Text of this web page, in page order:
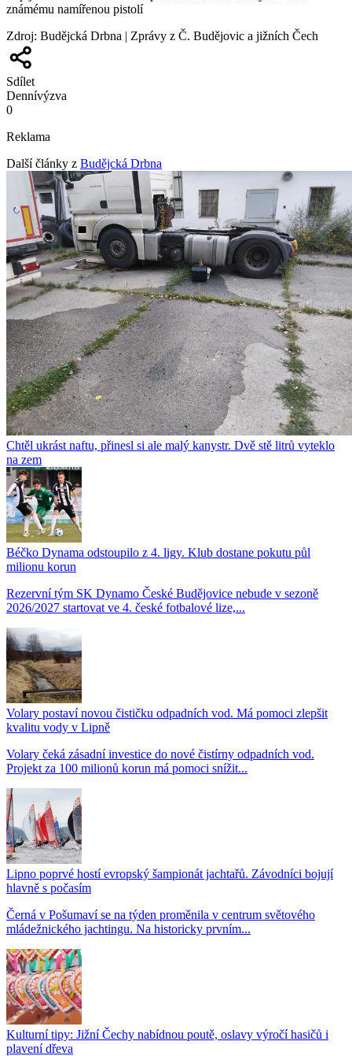
známému namířenou pistolí
Zdroj: Budějcká Drbna | Zprávy z Č. Budějovic a jižních Čech
Sdílet
Dennívýzva
0
Reklama
Další články z Budějcká Drbna
Chtěl ukrást naftu, přinesl si ale malý kanystr. Dvě stě litrů vyteklo
na zem
Béčko Dynama odstoupilo z 4. ligy. Klub dostane pokutu půl
milionu korun
Rezervní tým SK Dynamo České Budějovice nebude v sezoně
2026/2027 startovat ve 4. české fotbalové lize,...
Volary postaví novou čističku odpadních vod. Má pomoci zlepšit
kvalitu vody v Lipně
Volary čeká zásadní investice do nové čistírny odpadních vod.
Projekt za 100 milionů korun má pomoci snížit...
Lipno poprvé hostí evropský šampionát jachtařů. Závodníci bojují
hlavně s počasím
Černá v Pošumaví se na týden proměnila v centrum světového
mládežnického jachtingu. Na historicky prvním...
Kulturní tipy: Jižní Čechy nabídnou poutě, oslavy výročí hasičů i
plavení dřeva